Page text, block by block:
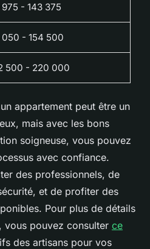
- 143 375
050 - 154 500
500 - 220 000
appartement peut être un
mais avec les bons
soigneuse, vous pouvez
avec confiance.
des professionnels, de
et de profiter des
Pour plus de détails
vous pouvez consulter ce
des artisans pour vos